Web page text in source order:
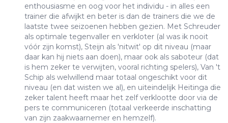
enthousiasme en oog voor het individu - in alles een
trainer die afwijkt en beter is dan de trainers die we de
laatste twee seizoenen hebben gezien. Met Schreuder
als optimale tegenvaller en verkloter (al was ik nooit
vóór zijn komst), Steijn als 'nitwit' op dit niveau (maar
daar kan hij niets aan doen), maar ook als saboteur (dat
is hem zeker te verwijten, vooral richting spelers), Van 't
Schip als welwillend maar totaal ongeschikt voor dit
niveau (en dat wisten we al), en uiteindelijk Heitinga die
zeker talent heeft maar het zelf verklootte door via de
pers te communiceren (totaal verkeerde inschatting
van zijn zaakwaarnemer en hemzelf).